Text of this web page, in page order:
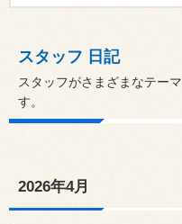
スタッフ 日記
スタッフがさまざまなテー
す。
2026年4月